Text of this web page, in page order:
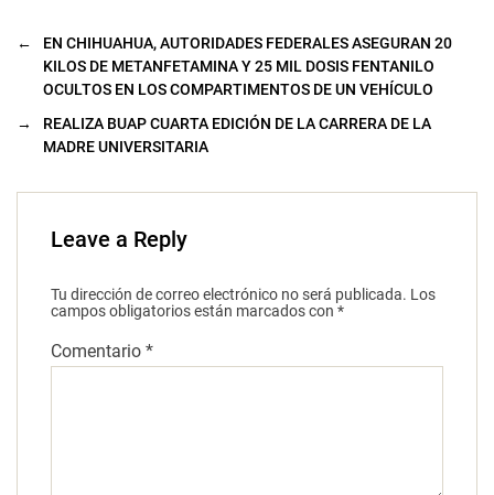
←
EN CHIHUAHUA, AUTORIDADES FEDERALES ASEGURAN 20
KILOS DE METANFETAMINA Y 25 MIL DOSIS FENTANILO
OCULTOS EN LOS COMPARTIMENTOS DE UN VEHÍCULO
→
REALIZA BUAP CUARTA EDICIÓN DE LA CARRERA DE LA
MADRE UNIVERSITARIA
Leave a Reply
Tu dirección de correo electrónico no será publicada. Los
campos obligatorios están marcados con *
Comentario *